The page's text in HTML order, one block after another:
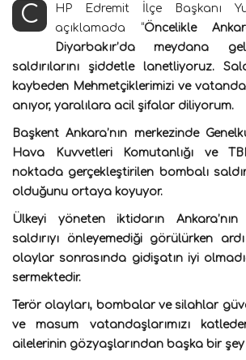
CHP Edremit İlçe Başkanı Yusuf Sel yaptığı açıklamada “Öncelikle
Diyarbakır’da meydana
saldırılarını şiddetle lanetliyoruz.
kaybeden Mehmetçiklerimizi ve
anıyor, yaralılara acil şifalar diliyorum.
Başkent Ankara’nın merkezinde
Hava Kuvvetleri Komutanlığı ve
noktada gerçekleştirilen bombalı
olduğunu ortaya koyuyor.
Ülkeyi yöneten iktidarın
saldırıyı önleyemediği görülürken
olaylar sonrasında gidişatın iyi
sermektedir.
Terör olayları, bombalar ve silahlar
ve masum vatandaşlarımızı
ailelerinin gözyaşlarından başka bir